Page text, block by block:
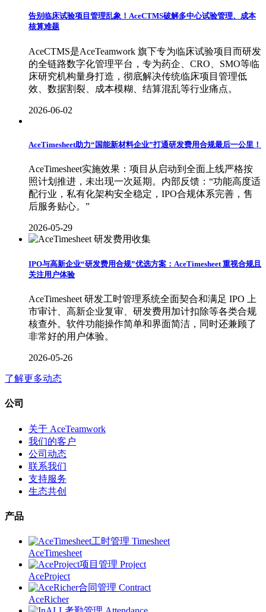
告别临床试验项目管理乱象！AceCTMS破解多中心试验管理、成本
核算难题
AceCTMS是AceTeamwork 旗下专为临床试验项目而研发
的全链路数字化管理平台，专为药企、CRO、SMO等临
床研究机构量身打造，彻底解决传统临床项目管理低
效、数据割裂、成本模糊、结算混乱等行业痛点。
2026-06-02
AceTimesheet助力“国能新材料企业”打通研发费用合规最后一公里！
AceTimesheet实施效果：项目从启动到全面上线严格按
照计划推进，未出现一次延期。内部反馈：“功能高度适
配行业，私有化架构安全稳定，IPO合规体系完善，售
后服务贴心。”
2026-05-29
IPO与高新企业“研发费用合规”优选方案：AceTimesheet 重视合规且
关注用户体验
AceTimesheet 研发工时管理系统全面契合和满足 IPO 上
市审计、高新企业复审、研发费用加计扣除等各类合规
核查外。软件功能操作简单和界面简洁，同时还兼顾了
非常好的用户体验。
2026-05-26
了解更多动态
公司
关于 AceTeamwork
我们的客户
公司动态
联系我们
支持服务
生态共创
产品
工时管理 Timesheet
AceTimesheet
项目管理 Project
AceProject
合同管理 Contract
AceRicher